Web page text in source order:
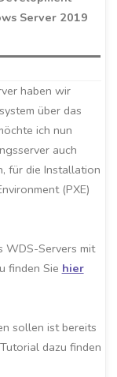
Server 2019
haben wir
über das
ich nun
auch
für die Installation
(PXE)
WDS-Servers mit
finden Sie hier
sollen ist bereits
dazu finden